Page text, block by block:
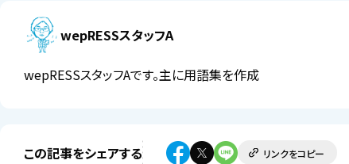
wepRESSスタッフA
wepRESSスタッフAです。主に用語集を作成
この記事をシェアする リンクをコピー